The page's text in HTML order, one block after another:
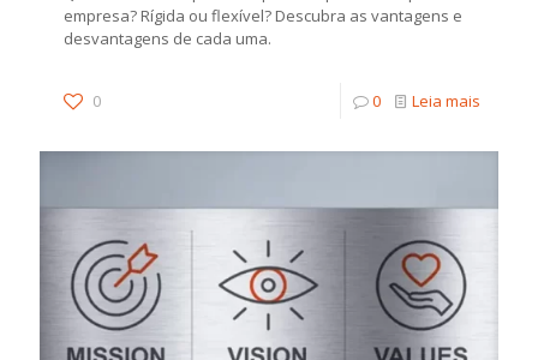
empresa? Rígida ou flexível? Descubra as vantagens e
desvantagens de cada uma.
0 0 Leia mais